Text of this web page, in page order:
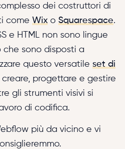
dei costruttori di
come Wix o Squarespace.
e HTML non sono lingue
sono disposti a
questo versatile set di
creare, progettare e gestire
gli strumenti visivi si
di codifica.
più da vicino e vi